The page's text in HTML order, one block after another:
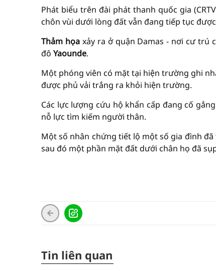
Phát biểu trên đài phát thanh quốc gia
chôn vùi dưới lòng đất vẫn đang tiếp tục
Thảm họaxảy ra ở quận Damas - nơi cư trú
đô Yaounde.
Một phóng viên có mặt tại hiện trường ghi
được phủ vải trắng ra khỏi hiện trường.
Các lực lượng cứu hộ khẩn cấp đang cố
nỗ lực tìm kiếm người thân.
Một số nhân chứng tiết lộ một số gia đình
sau đó một phần mặt đất dưới chân họ đã
Tin liên quan